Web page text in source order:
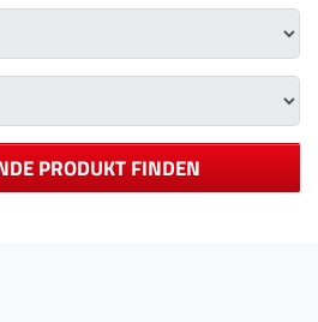
PRODUKT FINDEN